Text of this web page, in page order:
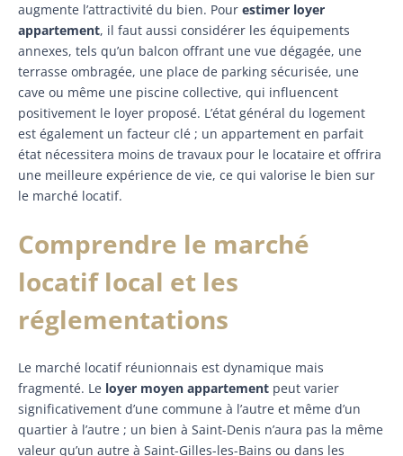
augmente l’attractivité du bien. Pour estimer loyer
appartement, il faut aussi considérer les équipements
annexes, tels qu’un balcon offrant une vue dégagée, une
terrasse ombragée, une place de parking sécurisée, une
cave ou même une piscine collective, qui influencent
positivement le loyer proposé. L’état général du logement
est également un facteur clé ; un appartement en parfait
état nécessitera moins de travaux pour le locataire et offrira
une meilleure expérience de vie, ce qui valorise le bien sur
le marché locatif.
Comprendre le marché
locatif local et les
réglementations
Le marché locatif réunionnais est dynamique mais
fragmenté. Le loyer moyen appartement peut varier
significativement d’une commune à l’autre et même d’un
quartier à l’autre ; un bien à Saint-Denis n’aura pas la même
valeur qu’un autre à Saint-Gilles-les-Bains ou dans les